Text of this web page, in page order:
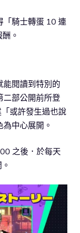
「騎士轉蛋 10 連
。
能閱讀到特別的
二部公開前所登
或許發生過也說
中心展開。
之後．於每天